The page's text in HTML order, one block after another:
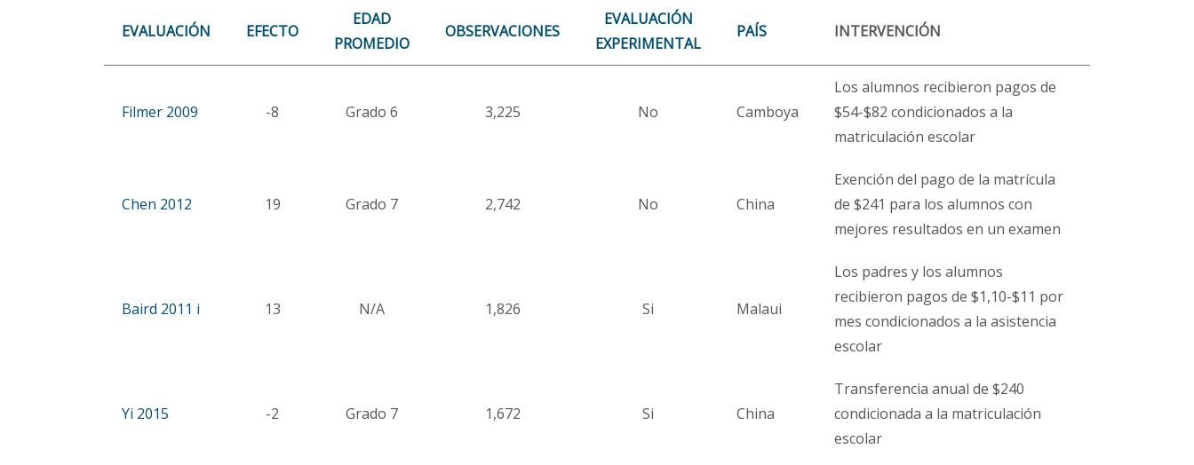
EVALUACIÓN EFECTO
EDAD
PROMEDIO
OBSERVACIONES
EVALUACIÓN
EXPERIMENTAL
PAÍS INTERVENCIÓN
Filmer 2009 -8 Grado 6 3,225 No Camboya
Los alumnos recibieron pagos de
$54-$82 condicionados a la
matriculación escolar
Chen 2012 19 Grado 7 2,742 No China
Exención del pago de la matrícula
de $241 para los alumnos con
mejores resultados en un examen
Baird 2011 i 13 N/A 1,826 Si Malaui
Los padres y los alumnos
recibieron pagos de $1,10-$11 por
mes condicionados a la asistencia
escolar
Yi 2015 -2 Grado 7 1,672 Si China
Transferencia anual de $240
condicionada a la matriculación
escolar